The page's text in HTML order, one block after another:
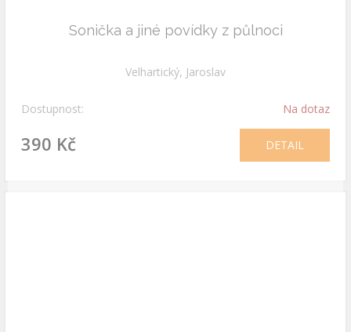
Sonička a jiné povídky z půlnoci
Velhartický, Jaroslav
Dostupnost: Na dotaz
390 Kč DETAIL